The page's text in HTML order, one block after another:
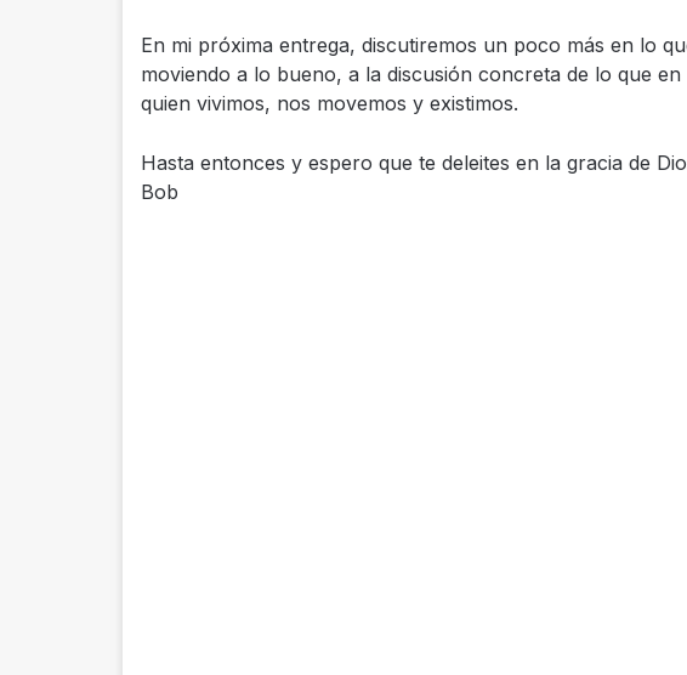
En mi próxima entrega, discutiremos un poco más en lo
moviendo a lo bueno, a la discusión concreta de lo que
quien vivimos, nos movemos y existimos.
Hasta entonces y espero que te deleites en la gracia de
Bob